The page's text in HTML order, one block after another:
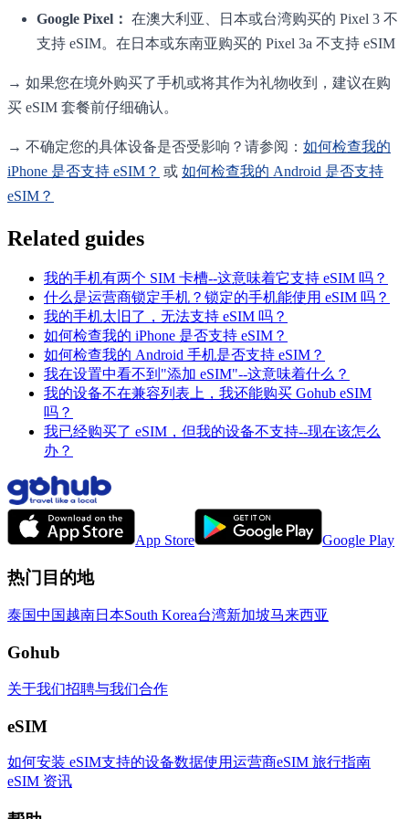
Google Pixel： 在澳大利亚、日本或台湾购买的 Pixel 3 不
支持 eSIM。在日本或东南亚购买的 Pixel 3a 不支持 eSIM
→ 如果您在境外购买了手机或将其作为礼物收到，建议在购
买 eSIM 套餐前仔细确认。
→ 不确定您的具体设备是否受影响？请参阅： 如何检查我的
iPhone 是否支持 eSIM？ 或 如何检查我的 Android 是否支持
eSIM？
Related guides
我的手机有两个 SIM 卡槽--这意味着它支持 eSIM 吗？
什么是运营商锁定手机？锁定的手机能使用 eSIM 吗？
我的手机太旧了，无法支持 eSIM 吗？
如何检查我的 iPhone 是否支持 eSIM？
如何检查我的 Android 手机是否支持 eSIM？
我在设置中看不到"添加 eSIM"--这意味着什么？
我的设备不在兼容列表上，我还能购买 Gohub eSIM
吗？
我已经购买了 eSIM，但我的设备不支持--现在该怎么
办？
App Store Google Play
热门目的地
泰国中国 越南日本South Korea台湾新加坡马来西亚
Gohub
关于我们招聘与我们合作
eSIM
如何安装 eSIM支持的设备数据使用运营商eSIM 旅行指南
eSIM 资讯